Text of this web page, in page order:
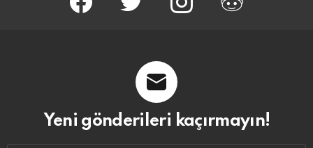
Yeni gönderileri kaçırmayın!